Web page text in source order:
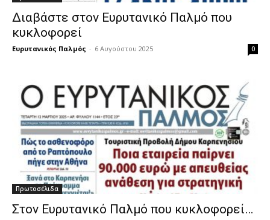
Διαβάστε στον Ευρυτανικό Παλμό που
κυκλοφορεί
Ευρυτανικός Παλμός - 6 Αυγούστου 2025 0
Πρωτοσέλιδα
Στον Ευρυτανικό Παλμό που κυκλοφορεί…